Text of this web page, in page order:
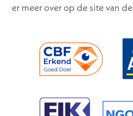
er meer over op de site van de